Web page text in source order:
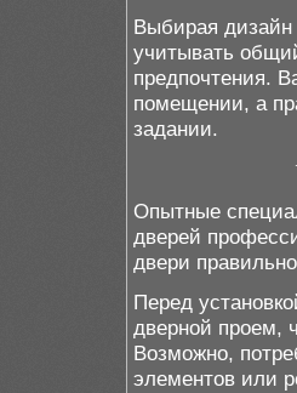
Выбирая
учитывать
предпочтения.
помещении, а
задании.
Опытные
дверей
двери
Перед
дверной проем,
Возможно,
элементов или